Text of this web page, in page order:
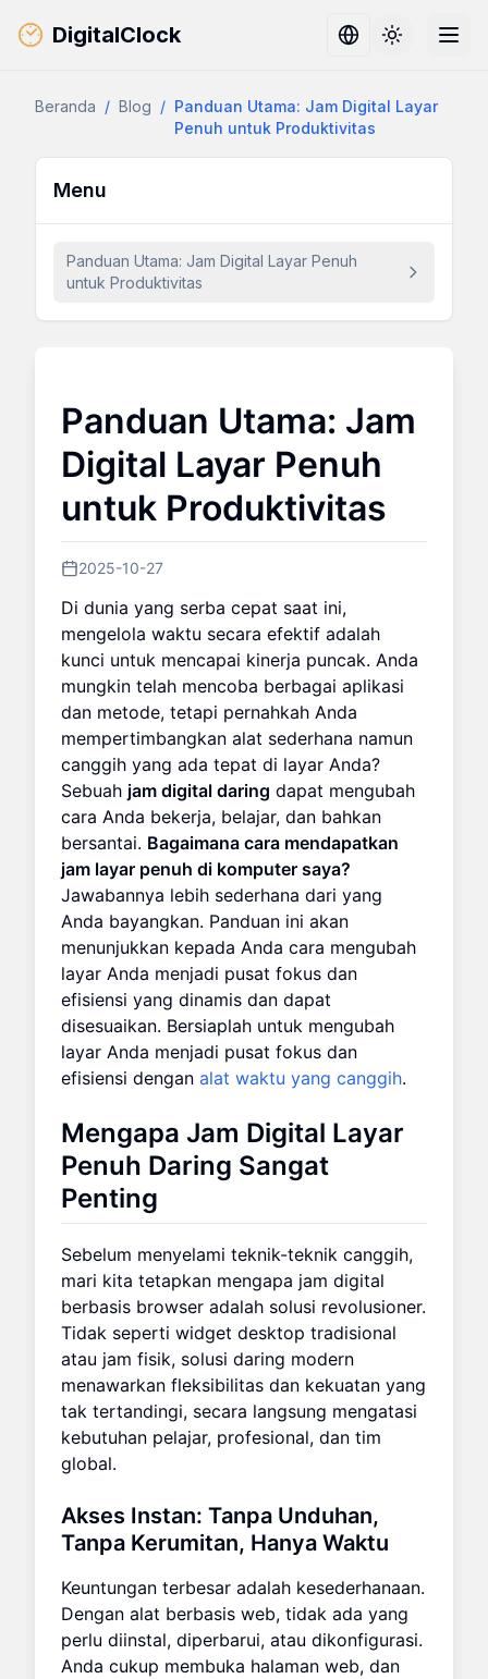
DigitalClock Toggle
Beranda / Blog / Panduan Utama: Jam Digital Layar
Penuh untuk Produktivitas
Menu
Panduan Utama: Jam Digital Layar Penuh
untuk Produktivitas
Panduan Utama: Jam
Digital Layar Penuh
untuk Produktivitas
2025-10-27
Di dunia yang serba cepat saat ini,
mengelola waktu secara efektif adalah
kunci untuk mencapai kinerja puncak. Anda
mungkin telah mencoba berbagai aplikasi
dan metode, tetapi pernahkah Anda
mempertimbangkan alat sederhana namun
canggih yang ada tepat di layar Anda?
Sebuah jam digital daring dapat mengubah
cara Anda bekerja, belajar, dan bahkan
bersantai. Bagaimana cara mendapatkan
jam layar penuh di komputer saya?
Jawabannya lebih sederhana dari yang
Anda bayangkan. Panduan ini akan
menunjukkan kepada Anda cara mengubah
layar Anda menjadi pusat fokus dan
efisiensi yang dinamis dan dapat
disesuaikan. Bersiaplah untuk mengubah
layar Anda menjadi pusat fokus dan
efisiensi dengan alat waktu yang canggih.
Mengapa Jam Digital Layar
Penuh Daring Sangat
Penting
Sebelum menyelami teknik-teknik canggih,
mari kita tetapkan mengapa jam digital
berbasis browser adalah solusi revolusioner.
Tidak seperti widget desktop tradisional
atau jam fisik, solusi daring modern
menawarkan fleksibilitas dan kekuatan yang
tak tertandingi, secara langsung mengatasi
kebutuhan pelajar, profesional, dan tim
global.
Akses Instan: Tanpa Unduhan,
Tanpa Kerumitan, Hanya Waktu
Keuntungan terbesar adalah kesederhanaan.
Dengan alat berbasis web, tidak ada yang
perlu diinstal, diperbarui, atau dikonfigurasi.
Anda cukup membuka halaman web, dan